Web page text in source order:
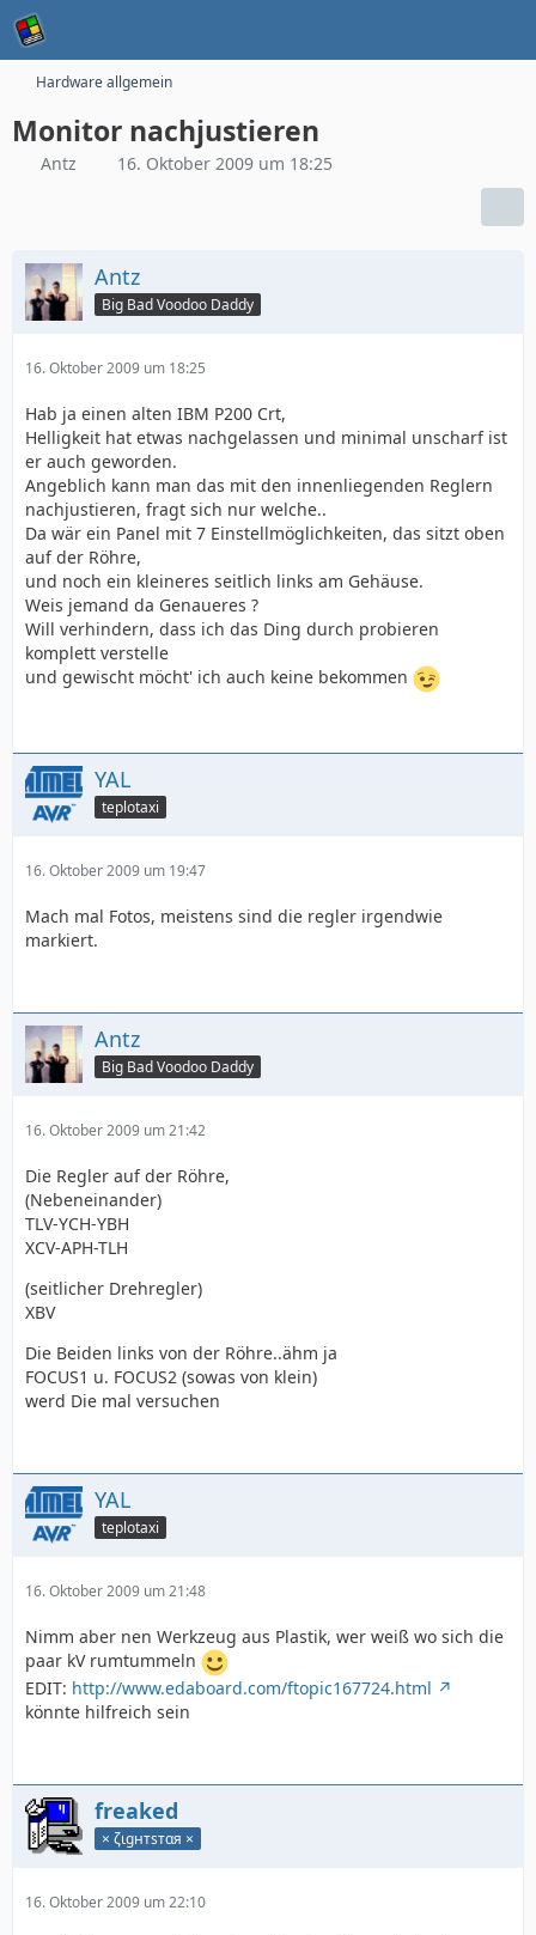
Hardware allgemein
Monitor nachjustieren
Antz 16. Oktober 2009 um 18:25
Antz
Big Bad Voodoo Daddy
16. Oktober 2009 um 18:25
Hab ja einen alten IBM P200 Crt,
Helligkeit hat etwas nachgelassen und minimal unscharf ist
er auch geworden.
Angeblich kann man das mit den innenliegenden Reglern
nachjustieren, fragt sich nur welche..
Da wär ein Panel mit 7 Einstellmöglichkeiten, das sitzt oben
auf der Röhre,
und noch ein kleineres seitlich links am Gehäuse.
Weis jemand da Genaueres ?
Will verhindern, dass ich das Ding durch probieren
komplett verstelle
und gewischt möcht' ich auch keine bekommen
YAL
teplotaxi
16. Oktober 2009 um 19:47
Mach mal Fotos, meistens sind die regler irgendwie
markiert.
Antz
Big Bad Voodoo Daddy
16. Oktober 2009 um 21:42
Die Regler auf der Röhre,
(Nebeneinander)
TLV-YCH-YBH
XCV-APH-TLH
(seitlicher Drehregler)
XBV
Die Beiden links von der Röhre..ähm ja
FOCUS1 u. FOCUS2 (sowas von klein)
werd Die mal versuchen
YAL
teplotaxi
16. Oktober 2009 um 21:48
Nimm aber nen Werkzeug aus Plastik, wer weiß wo sich die
paar kV rumtummeln
EDIT: http://www.edaboard.com/ftopic167724.html
könnte hilfreich sein
freaked
× ζιgнтѕтαя ×
16. Oktober 2009 um 22:10